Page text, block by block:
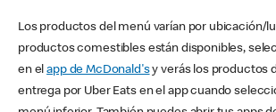
Los productos del menú varían por ubicación/
productos comestibles están disponibles,
en elapp de McDonald'sy verás los productos
entrega por Uber Eats en el app cuando